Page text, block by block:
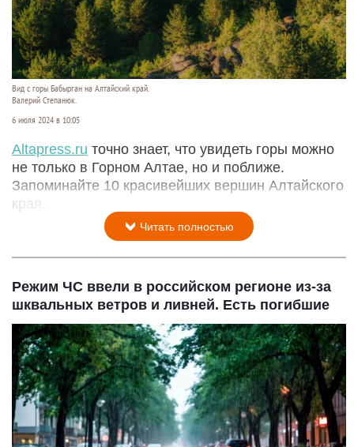
Вид с горы Бабырган на Алтайский край.
Валерий Степанюк.
6 июля 2024 в 10:05
Altapress.ru точно знает, что увидеть горы можно
не только в Горном Алтае, но и поближе.
Запоминайте 10 красивейших вершин Алтайского
края.
Читать полностью
Режим ЧС ввели в российском регионе из-за
шквальных ветров и ливней. Есть погибшие